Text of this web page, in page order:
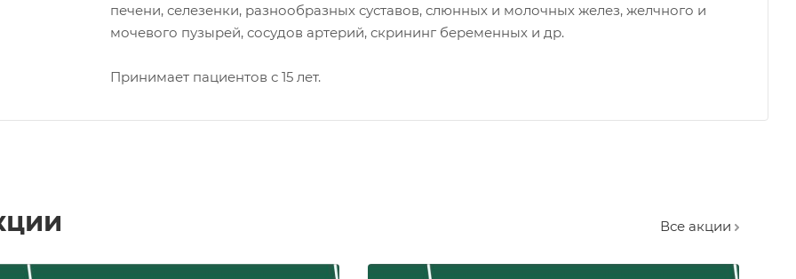
печени, селезенки, разнообразных суставов, слюнных и молочных желез, желчного и
мочевого пузырей, сосудов артерий, скрининг беременных и др.
Принимает пациентов с 15 лет.
Все акции